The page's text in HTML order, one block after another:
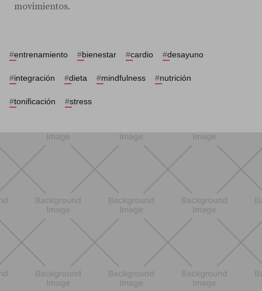
movimientos.
#entrenamiento #bienestar #cardio #desayuno
#integración #dieta #mindfulness #nutrición
#tonificación #stress